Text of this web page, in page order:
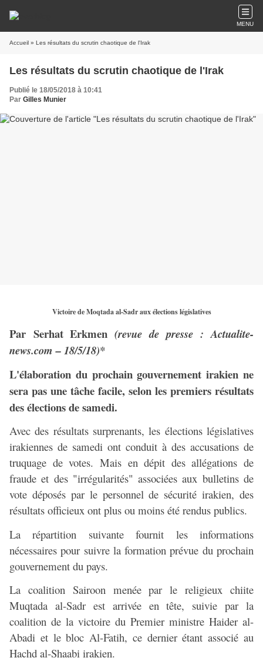
MENU
Accueil » Les résultats du scrutin chaotique de l'Irak
Les résultats du scrutin chaotique de l'Irak
Publié le 18/05/2018 à 10:41
Par Gilles Munier
Victoire de Moqtada al-Sadr aux élections législatives
Par Serhat Erkmen(revue de presse : Actualite-
news.com – 18/5/18)*
L'élaboration du prochain gouvernement irakien ne
sera pas une tâche facile, selon les premiers résultats
des élections de samedi.
Avec des résultats surprenants, les élections législatives
irakiennes de samedi ont conduit à des accusations de
truquage de votes. Mais en dépit des allégations de
fraude et des "irrégularités" associées aux bulletins de
vote déposés par le personnel de sécurité irakien, des
résultats officieux ont plus ou moins été rendus publics.
La répartition suivante fournit les informations
nécessaires pour suivre la formation prévue du prochain
gouvernement du pays.
La coalition Sairoon menée par le religieux chiite
Muqtada al-Sadr est arrivée en tête, suivie par la
coalition de la victoire du Premier ministre Haider al-
Abadi et le bloc Al-Fatih, ce dernier étant associé au
Hachd al-Shaabi irakien.